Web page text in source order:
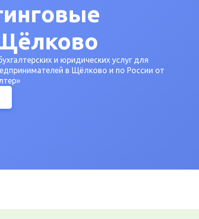
и юридических услуг для
в Щёлково и по России от